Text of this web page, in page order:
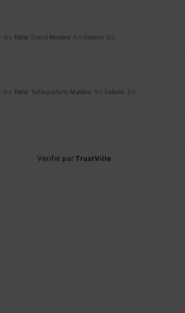
: 4/5 Taille: Grand Matière: 5 /5 Coloris: 5 /5
: 5/5 Taille: Taille parfaite Matière: 5/5 Coloris: 5/5
Vérifié parTrustVille